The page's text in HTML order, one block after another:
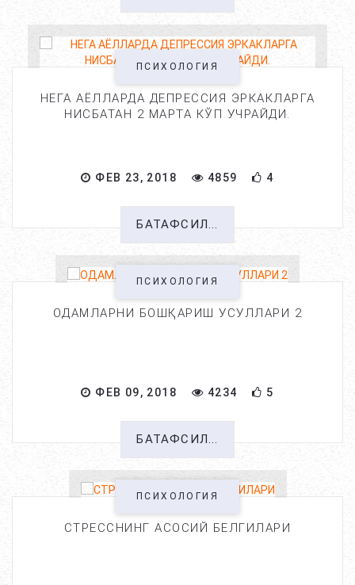
ПСИХОЛОГИЯ
НЕГА АЁЛЛАРДА ДЕПРЕССИЯ ЭРКАКЛАРГА
НИСБАТАН 2 МАРТА КЎП УЧРАЙДИ.
ФЕВ 23, 2018 4859 4
БАТАФСИЛ...
ПСИХОЛОГИЯ
ОДАМЛАРНИ БОШҚАРИШ УСУЛЛАРИ 2
ФЕВ 09, 2018 4234 5
БАТАФСИЛ...
ПСИХОЛОГИЯ
СТРЕССНИНГ АСОСИЙ БЕЛГИЛАРИ